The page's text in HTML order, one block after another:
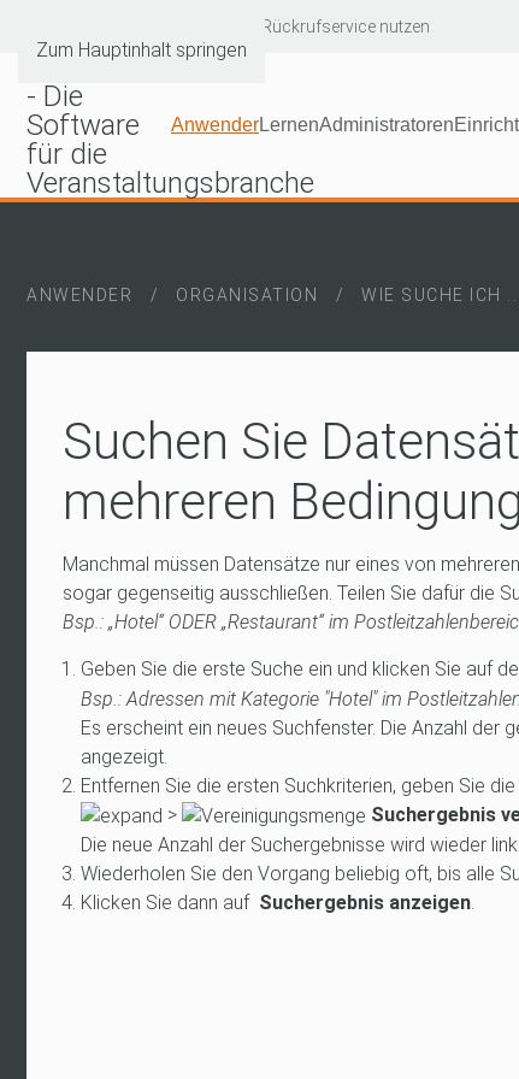
Zum Hauptinhalt springen
Rückrufservice nutzen
AnwenderLernenAdministratoren
ANWENDER ORGANISATION WIE SUCHE ICH
Suchen Sie
mehreren
Manchmal müssen Datensätze nur eines von
sogar gegenseitig ausschließen. Teilen Sie dafür die
Bsp.: „Hotel“ ODER „Restaurant“ im
Geben Sie die erste Suche ein und klicken Sie auf
Bsp.: Adressen mit Kategorie "Hotel" im
Es erscheint ein neues Suchfenster. Die Anzahl der
angezeigt.
Entfernen Sie die ersten Suchkriterien, geben Sie
>
Suchergebnis
Die neue Anzahl der Suchergebnisse wird wieder
Wiederholen Sie den Vorgang beliebig oft, bis alle
Klicken Sie dann auf Suchergebnis anzeigen